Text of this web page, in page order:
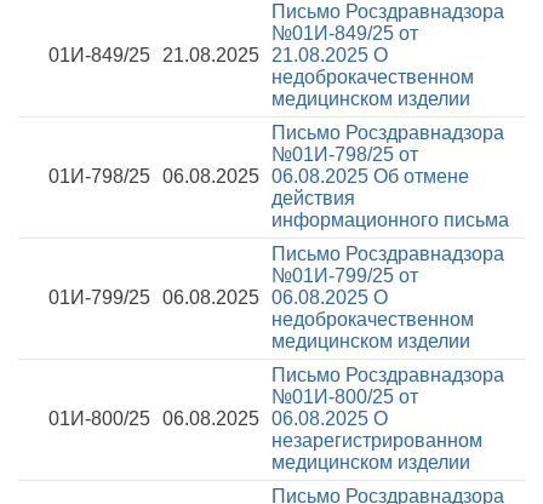
01И-849/25 21.08.2025
Письмо Росздравнадзора
№01И-849/25 от
21.08.2025 О
недоброкачественном
медицинском изделии
01И-798/25 06.08.2025
Письмо Росздравнадзора
№01И-798/25 от
06.08.2025 Об отмене
действия
информационного письма
01И-799/25 06.08.2025
Письмо Росздравнадзора
№01И-799/25 от
06.08.2025 О
недоброкачественном
медицинском изделии
01И-800/25 06.08.2025
Письмо Росздравнадзора
№01И-800/25 от
06.08.2025 О
незарегистрированном
медицинском изделии
Письмо Росздравнадзора